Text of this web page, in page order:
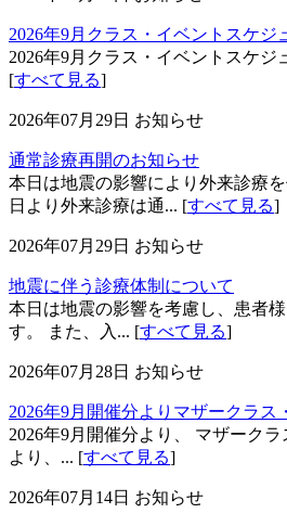
2026年9月クラス・イベントスケジ
2026年9月クラス・イベントスケ
[すべて見る]
2026年07月29日 お知らせ
通常診療再開のお知らせ
本日は地震の影響により外来診療
日より外来診療は通... [すべて見る]
2026年07月29日 お知らせ
地震に伴う診療体制について
本日は地震の影響を考慮し、患者
す。 また、入... [すべて見る]
2026年07月28日 お知らせ
2026年9月開催分よりマザークラ
2026年9月開催分より、 マザーク
より、... [すべて見る]
2026年07月14日 お知らせ